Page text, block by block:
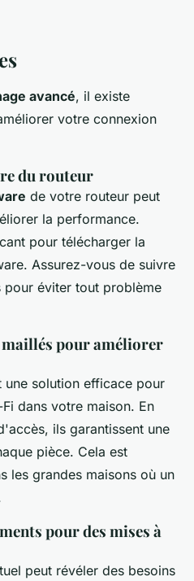
avancé, il existe
votre connexion
du routeur
de votre routeur peut
la performance.
pour télécharger la
Assurez-vous de suivre
pour éviter tout problème
pour améliorer
une solution efficace pour
dans votre maison. En
ils garantissent une
pièce. Cela est
les grandes maisons où un
pour des mises à
peut révéler des besoins